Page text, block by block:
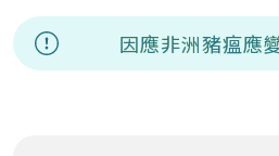
因應非洲豬瘟應